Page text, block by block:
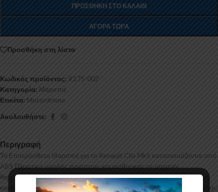
ΠΡΟΣΘΉΚΗ ΣΤΟ ΚΑΛΆΘΙ
ΑΓΟΡΆ ΤΏΡΑ
Προσθήκη στη λίστα
Κωδικός προϊόντος: K175-002
Κατηγορία: Μαρσπιέ
Ετικέτα: Motordrome
Ακολουθήστε:
Περιγραφή
Τα Επιπρόσθετα Μαρσπιέ για το Renault Clio Mk5 κατασκευάζονται από
ABS Πλαστικό υψηλής ποιότητας και αισθητικής σε μηχανές
θερμοδιαμόρφωσης τελευταίας τεχνολογίας έχοντας άψογη εφαρμογή
και εύκολη τοποθέτηση. Το υλικό πλαστικού που χρησιμοποιείται για την